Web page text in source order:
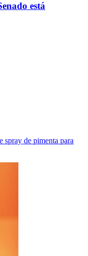
está
spray de pimenta para